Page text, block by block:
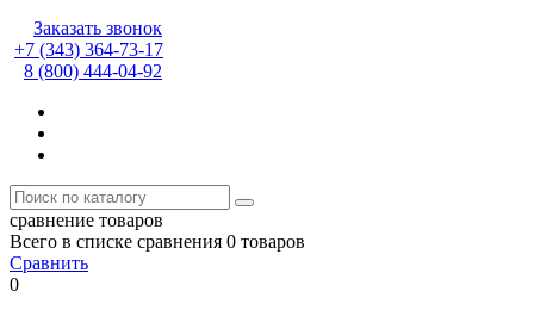
Заказать звонок
+7 (343) 364-73-17
8 (800) 444-04-92
сравнение товаров
Всего в списке сравнения 0 товаров
Сравнить
0